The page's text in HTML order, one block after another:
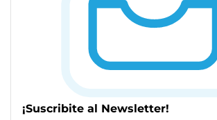
¡Suscribite al Newsletter!